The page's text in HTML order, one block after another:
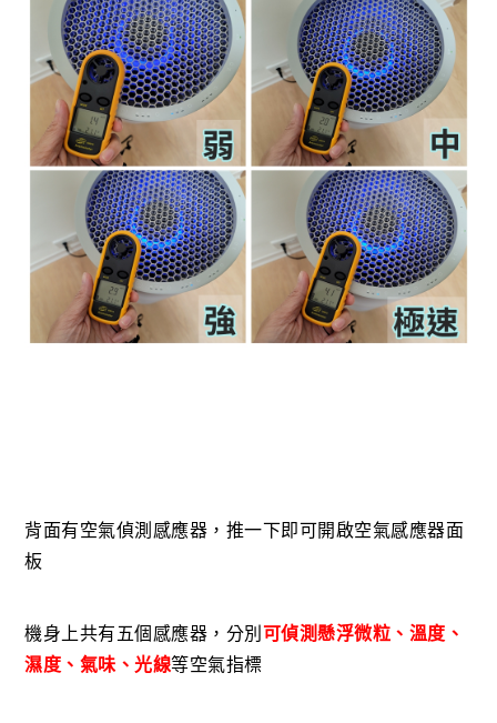
背面有空氣偵測感應器，推一下即可開啟空氣感應器面
板
機身上共有五個感應器，分別可偵測懸浮微粒、溫度、
濕度、氣味、光線等空氣指標